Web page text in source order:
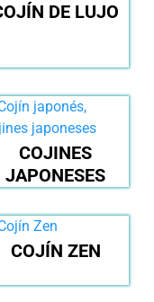
DE LUJO
COJINES
JAPONESES
COJÍN ZEN